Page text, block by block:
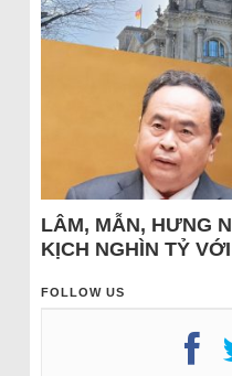
LÂM, MẪN, HƯNG
KỊCH NGHÌN TỶ
FOLLOW US